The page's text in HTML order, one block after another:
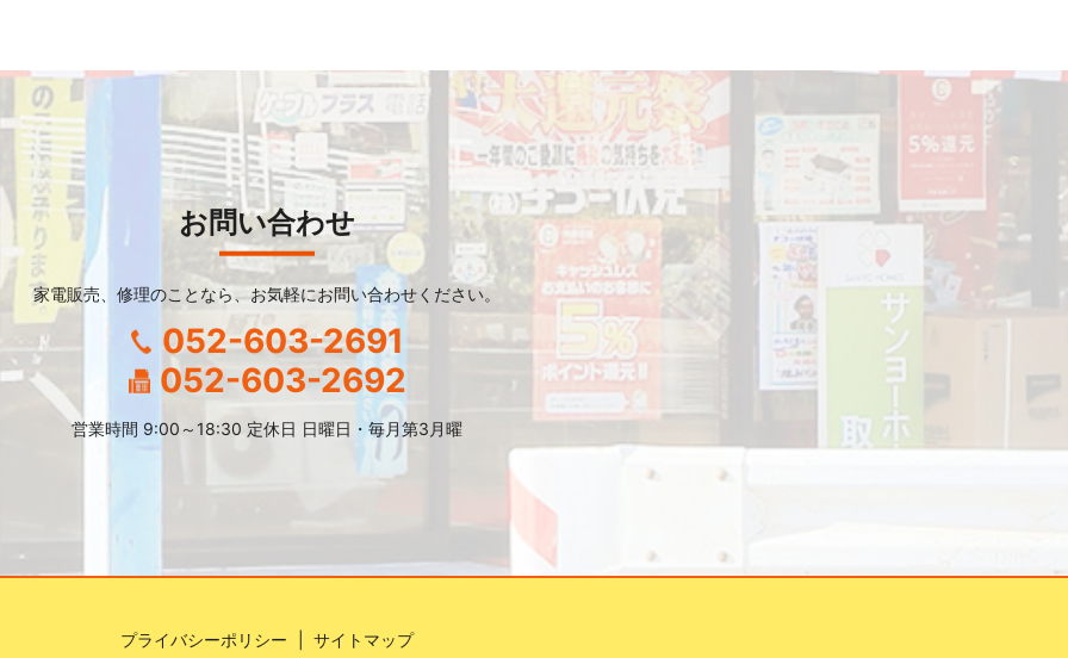
お問い合わせ
家電販売、修理のことなら、お気軽にお問い合わせください。
052-603-2691
052-603-2692
営業時間 9:00～18:30 定休日 日曜日・毎月第3月曜
プライバシーポリシー サイトマップ